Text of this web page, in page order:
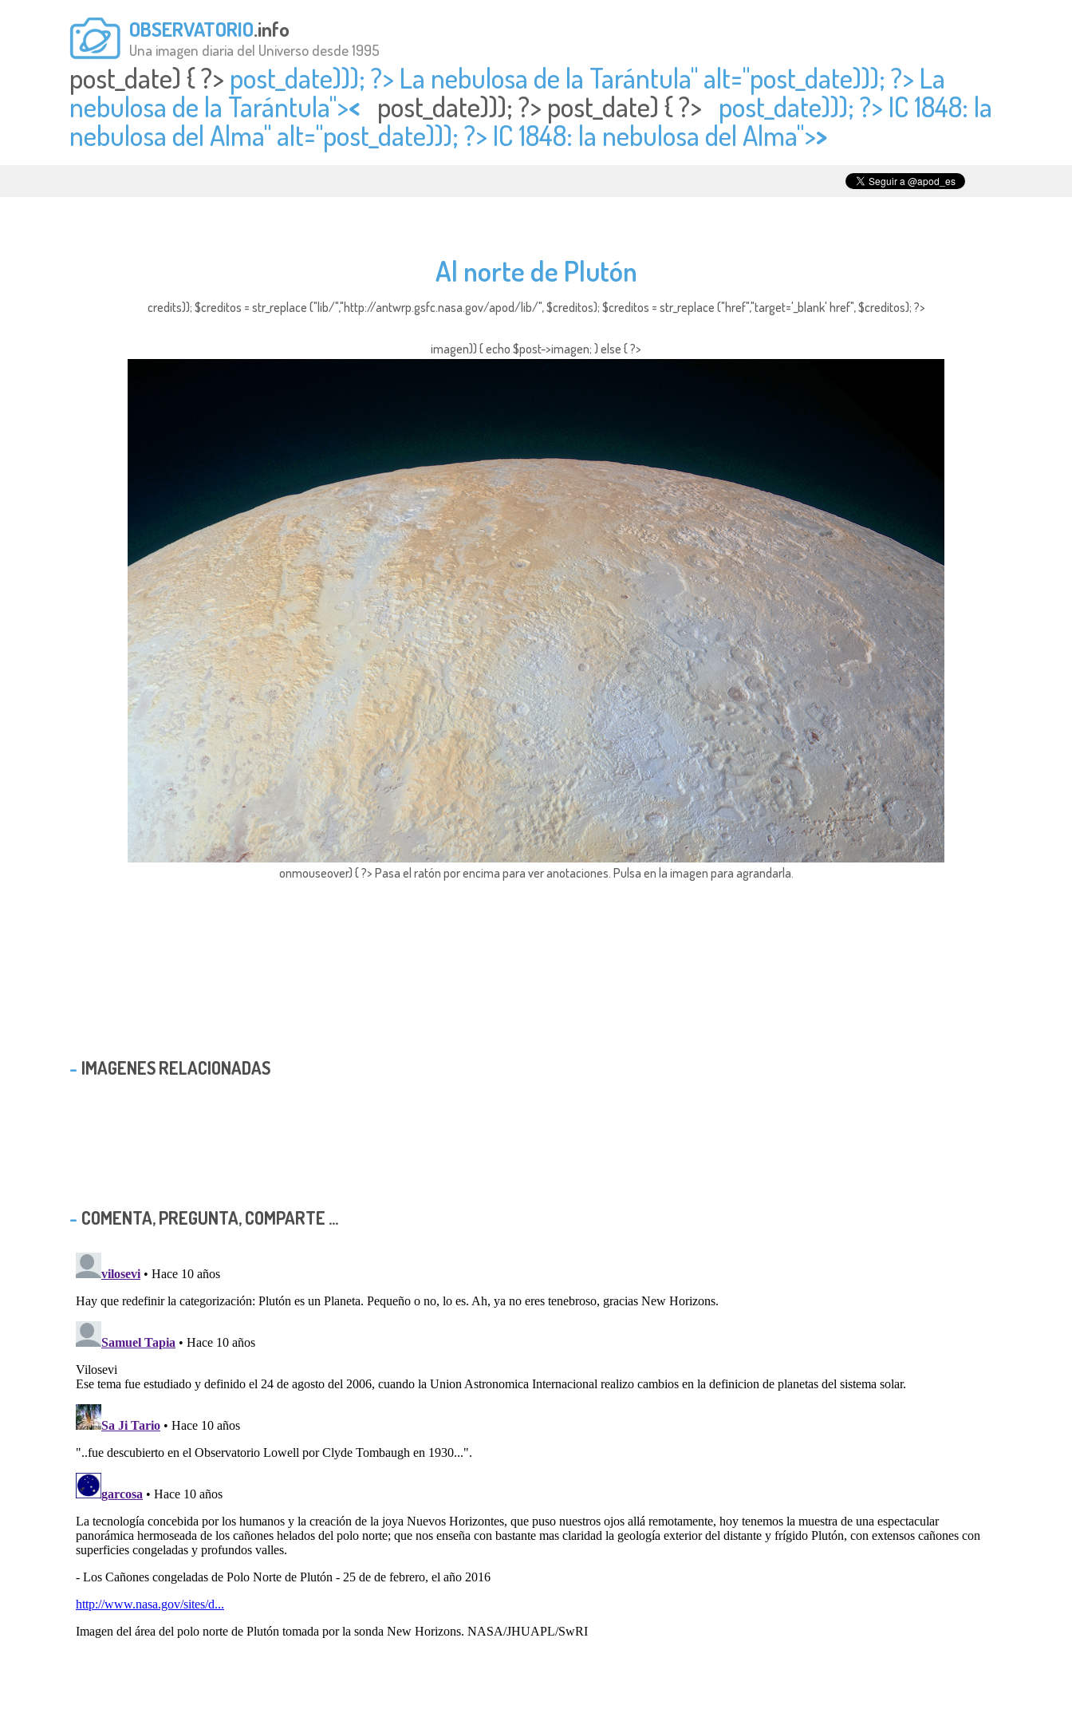
OBSERVATORIO.info
Una imagen diaria del Universo desde 1995
post_date) { ?> post_date))); ?> La nebulosa de la Tarántula" alt="post_date))); ?> La
nebulosa de la Tarántula">< post_date))); ?> post_date) { ?> post_date))); ?> IC 1848: la
nebulosa del Alma" alt="post_date))); ?> IC 1848: la nebulosa del Alma">>
Al norte de Plutón
credits)); $creditos = str_replace ("lib/","http://antwrp.gsfc.nasa.gov/apod/lib/", $creditos); $creditos = str_replace ("href","target='_blank' href", $creditos); ?>
imagen)) { echo $post->imagen; } else { ?>
onmouseover) { ?> Pasa el ratón por encima para ver anotaciones. Pulsa en la imagen para agrandarla.
IMAGENES RELACIONADAS
COMENTA, PREGUNTA, COMPARTE ...